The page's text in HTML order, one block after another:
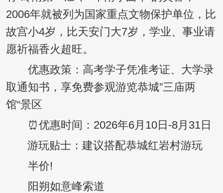
2006年就被列为国家重点文物保护单位，比
故宫小4岁，比天安门大7岁，学业、事业请
愿祈福香火超旺。
优惠政策：高考学子凭准考证、大学录
取通知书，享免费参观游览恭城”三庙两
馆“景区
⏰优惠时间：2026年6月10日-8月31日
游玩贴士：建议搭配恭城红岩村游玩
半价!
阳朔如意峰索道